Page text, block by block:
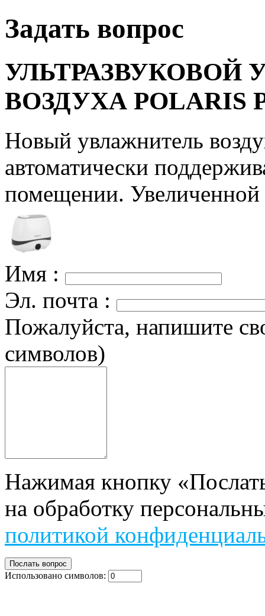
Задать вопрос
УЛЬТРАЗВУКОВОЙ
ВОЗДУХА POLARIS
Новый увлажнитель
автоматически
помещении. Увеличенной
Имя :
Эл. почта :
Пожалуйста, напишите
символов)
Нажимая кнопку
на обработку
политикой
Использовано символов: